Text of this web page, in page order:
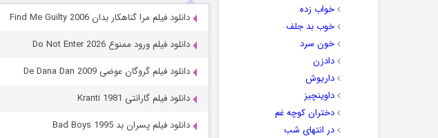
خواب زده
خوب بد جلف
خون سرد
دادزن
داریوش
داوینچیز
دختران کوچه غم
در انتهای شب
دانلود فیلم مرا گناهکار بدان Find Me Guilty 2006
دانلود فیلم ورود ممنوع Do Not Enter 2026
دانلود فیلم گروگان عوضی De Dana Dan 2009
دانلود فیلم گارانتی Kranti 1981
دانلود فیلم پسران بد Bad Boys 1995